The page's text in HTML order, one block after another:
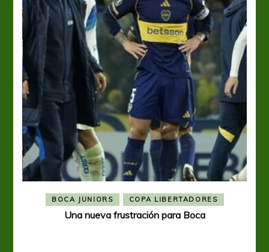
BOCA JUNIORS COPA LIBERTADORES
Una nueva frustración para Boca